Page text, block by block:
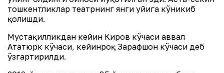
тошкентликлар театрнинг янги уйига кўникиб
қолишди.
Мустақилликдан кейин Киров кўчаси аввал
Ататюрк кўчаси, кейинроқ Зарафшон кўчаси деб
ўзгартирилди.